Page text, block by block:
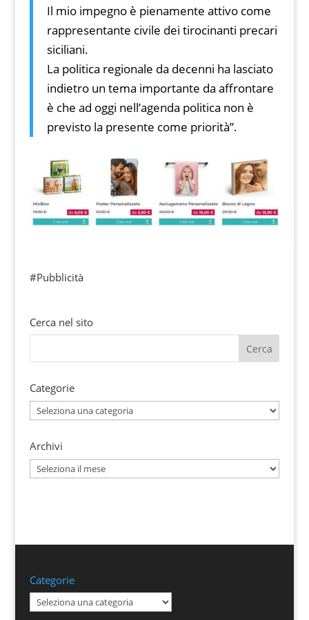
Il mio impegno è pienamente attivo come
rappresentante civile dei tirocinanti precari
siciliani.
La politica regionale da decenni ha lasciato
indietro un tema importante da affrontare
è che ad oggi nell’agenda politica non è
previsto la presente come priorità”.
#Pubblicità
Cerca nel sito
Categorie
Categorie
Archivi
Archivi
Categorie
Categorie